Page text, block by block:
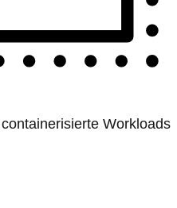
Workloads